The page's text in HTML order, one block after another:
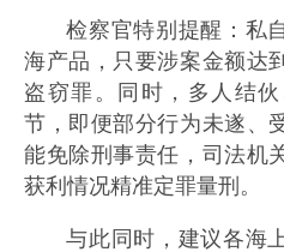
检察官特别提醒：私
海产品，只要涉案金额达
盗窃罪。同时，多人结
节，即便部分行为未遂、
能免除刑事责任，司法机
获利情况精准定罪量刑。
与此同时，建议各海